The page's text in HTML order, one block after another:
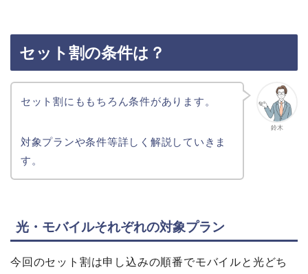
セット割の条件は？
鈴木
セット割にももちろん条件があります。
対象プランや条件等詳しく解説していきま
す。
光・モバイルそれぞれの対象プラン
今回のセット割は申し込みの順番でモバイルと光どち